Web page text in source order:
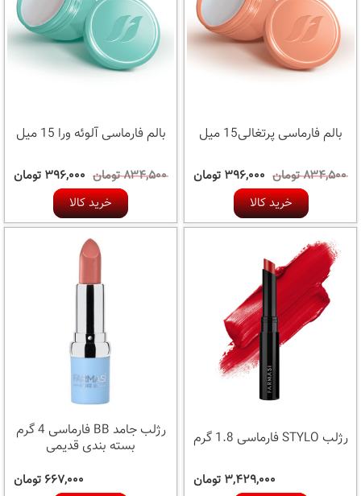
بالم فارماسی پرتغالی15 میل
۳۹۶,۰۰۰ تومان
۸۳۴,۵۰۰ تومان
خرید کالا
بالم فارماسی آلوئه ورا 15 میل
۳۹۶,۰۰۰ تومان
۸۳۴,۵۰۰ تومان
خرید کالا
رژلب STYLO فارماسی 1.8 گرم
۳,۴۲۹,۰۰۰ تومان
رژلب جامد BB فارماسی 4 گرم
بسته بندی قدیمی
۶۶۷,۰۰۰ تومان